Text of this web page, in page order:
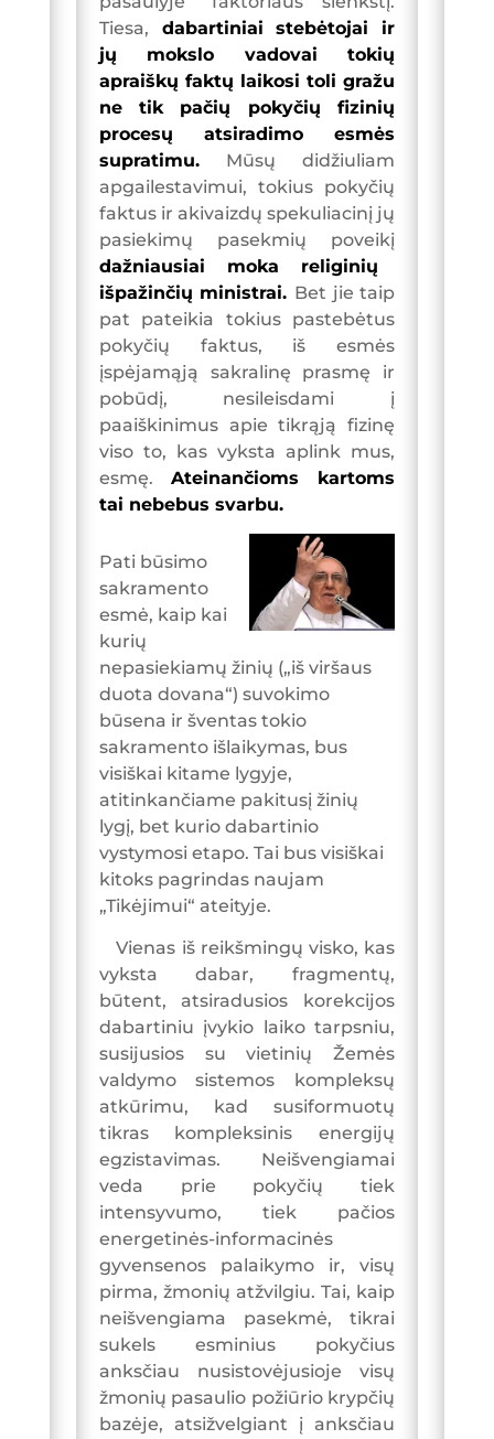
Tiesa, dabartiniai stebėtojai ir
jų mokslo vadovai tokių
apraiškų faktų laikosi toli gražu
ne tik pačių pokyčių fizinių
procesų atsiradimo esmės
supratimu.
Mūsų didžiuliam
apgailestavimui, tokius pokyčių
faktus ir akivaizdų spekuliacinį jų
pasiekimų pasekmių poveikį
dažniausiai moka religinių
išpažinčių ministrai. Bet jie taip
pat pateikia tokius pastebėtus
pokyčių faktus, iš esmės
įspėjamąją sakralinę prasmę ir
pobūdį, nesileisdami į
paaiškinimus apie tikrąją fizinę
viso to, kas vyksta aplink mus,
esmę. Ateinančioms kartoms
tai nebebus svarbu.
Pati būsimo
sakramento
esmė, kaip kai
kurių
nepasiekiamų žinių („iš viršaus
duota dovana“) suvokimo
būsena ir šventas tokio
sakramento išlaikymas, bus
visiškai kitame lygyje,
atitinkančiame pakitusį žinių
lygį, bet kurio dabartinio
vystymosi etapo. Tai bus visiškai
kitoks pagrindas naujam
„Tikėjimui“ ateityje.
Vienas iš reikšmingų visko, kas
vyksta dabar, fragmentų,
būtent, atsiradusios korekcijos
dabartiniu įvykio laiko tarpsniu,
susijusios su vietinių Žemės
valdymo sistemos kompleksų
atkūrimu, kad susiformuotų
tikras kompleksinis energijų
egzistavimas. Neišvengiamai
veda prie pokyčių tiek
intensyvumo, tiek pačios
energetinės-informacinės
gyvensenos palaikymo ir, visų
pirma, žmonių atžvilgiu. Tai, kaip
neišvengiama pasekmė, tikrai
sukels esminius pokyčius
anksčiau nusistovėjusioje visų
žmonių pasaulio požiūrio krypčių
bazėje, atsižvelgiant į anksčiau